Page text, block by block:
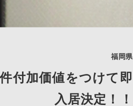
福岡県
付加価値をつけて即
入居決定！！